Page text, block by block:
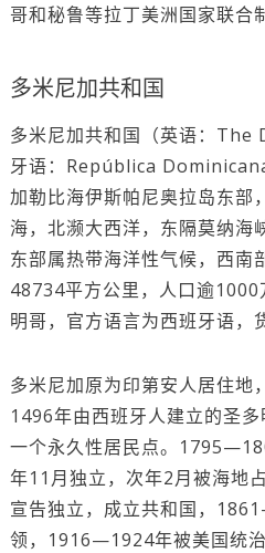
哥和秘鲁等拉丁美洲国家联合
多米尼加共和国
多米尼加共和国（英语：
牙语：República
加勒比海伊斯帕尼奥拉岛东部
海，北濒大西洋，东隔莫纳海
东部属热带海洋性气候，西南
48734平方公里，人口逾
明哥，官方语言为西班牙语，
多米尼加原为印第安人居住地
1496年由西班牙人建立的圣
一个永久性居民点。
年11月独立，次年2月被海地
宣告独立，成立共和国，
领，1916—1924年被美国统